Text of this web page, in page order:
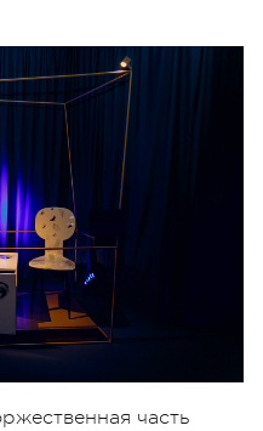
часть